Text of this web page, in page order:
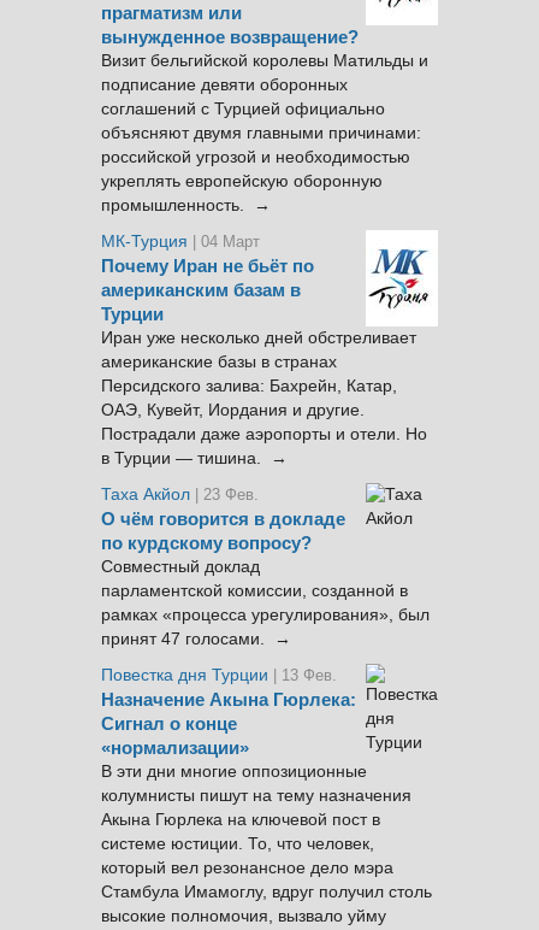
прагматизм или
вынужденное возвращение?
Визит бельгийской королевы Матильды и
подписание девяти оборонных
соглашений с Турцией официально
объясняют двумя главными причинами:
российской угрозой и необходимостью
укреплять европейскую оборонную
промышленность. →
МК-Турция
| 04 Март
Почему Иран не бьёт по
американским базам в
Турции
Иран уже несколько дней обстреливает
американские базы в странах
Персидского залива: Бахрейн, Катар,
ОАЭ, Кувейт, Иордания и другие.
Пострадали даже аэропорты и отели. Но
в Турции — тишина. →
Таха Акйол | 23 Фев.
О чём говорится в докладе
по курдскому вопросу?
Совместный доклад
парламентской комиссии, созданной в
рамках «процесса урегулирования», был
принят 47 голосами. →
Повестка дня Турции
| 13 Фев.
Назначение Акына Гюрлека:
Сигнал о конце
«нормализации»
В эти дни многие оппозиционные
колумнисты пишут на тему назначения
Акына Гюрлека на ключевой пост в
системе юстиции. То, что человек,
который вел резонансное дело мэра
Стамбула Имамоглу, вдруг получил столь
высокие полномочия, вызвало уйму